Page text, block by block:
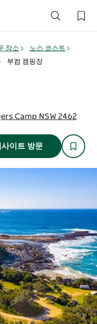
장소
노스 코스트
부컴 캠핑장
Camp NSW 2462
사이트 방문